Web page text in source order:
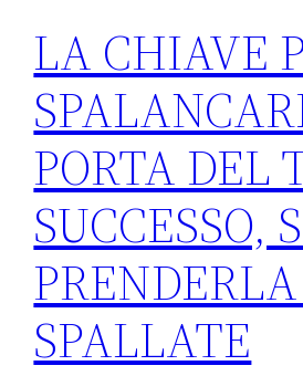
LA CHIAVE
PORTA DEL
SUCCESSO,
SPALLATE